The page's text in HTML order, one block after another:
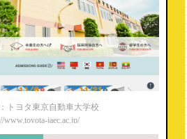
トヨタ東京自動車大学校
www.toyota-jaec.ac.jp/